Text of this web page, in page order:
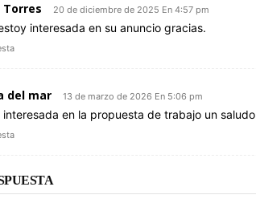
Torres 20 de diciembre de 2025 En 4:57 pm
interesada en su anuncio gracias.
del mar 13 de marzo de 2026 En 5:06 pm
interesada en la propuesta de trabajo un saludo